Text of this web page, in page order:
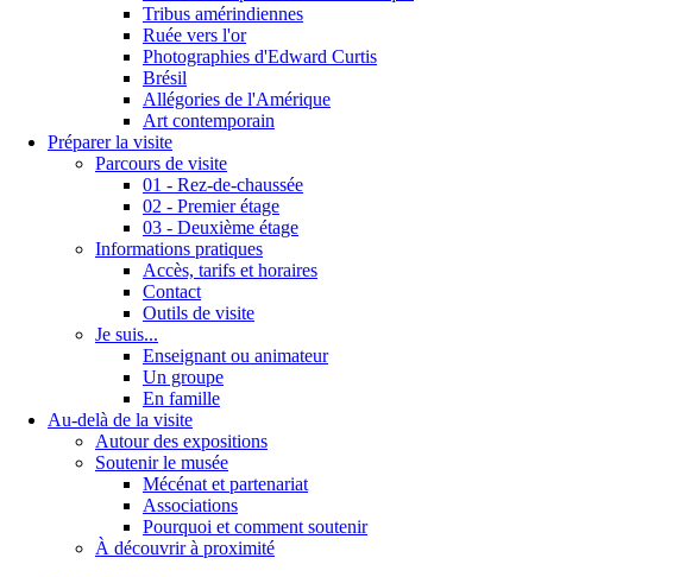
Tribus amérindiennes
Ruée vers l'or
Photographies d'Edward Curtis
Brésil
Allégories de l'Amérique
Art contemporain
Préparer la visite
Parcours de visite
01 - Rez-de-chaussée
02 - Premier étage
03 - Deuxième étage
Informations pratiques
Accès, tarifs et horaires
Contact
Outils de visite
Je suis...
Enseignant ou animateur
Un groupe
En famille
Au-delà de la visite
Autour des expositions
Soutenir le musée
Mécénat et partenariat
Associations
Pourquoi et comment soutenir
À découvrir à proximité